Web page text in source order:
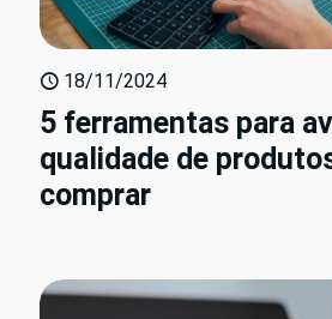
18/11/2024
5 ferramentas para
qualidade de
comprar